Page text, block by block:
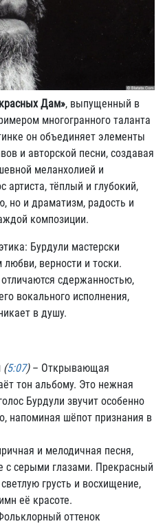
Дам», выпущенный в
многогранного таланта
он объединяет элементы
и авторской песни, создавая
меланхолией и
тёплый и глубокий,
но и драматизм, радость и
композиции.
Бурдули мастерски
верности и тоски.
сдержанностью,
вокального исполнения,
в душу.
(5:07)– Открывающая
тон альбому. Это нежная
Бурдули звучит особенно
напоминая шёпот признания в
и мелодичная песня,
серыми глазами. Прекрасный
грусть и восхищение,
её красоте.
оттенок